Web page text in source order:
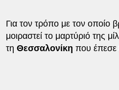
Για τον τρόπο με τον οποίο
μοιραστεί το μαρτύριό της
τη Θεσσαλονίκη που έπεσε